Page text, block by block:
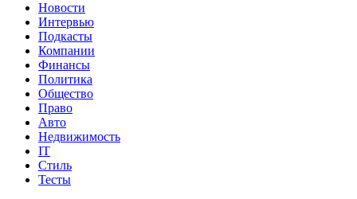
Новости
Интервью
Подкасты
Компании
Финансы
Политика
Общество
Право
Авто
Недвижимость
IT
Стиль
Тесты